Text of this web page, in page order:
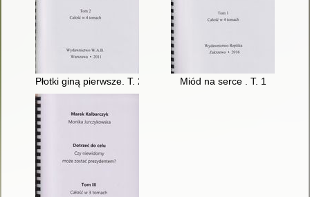
Płotki giną pierwsze. T. 2 Miód na serce . T. 1